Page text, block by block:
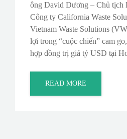
ông David Dương – Chủ
Công ty California Waste
Vietnam Waste Solutions
lợi trong “cuộc chiến” cam
hợp đồng trị giá tỷ USD tại
READ MORE